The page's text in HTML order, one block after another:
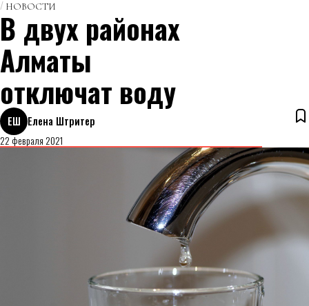
НОВОСТИ
В двух районах
Алматы
отключат воду
ЕШ Елена Штритер
22 февраля 2021